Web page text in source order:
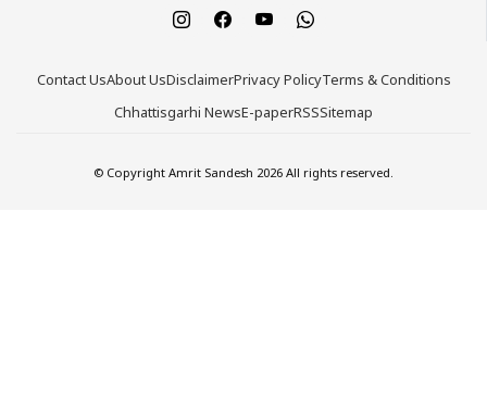
Contact UsAbout UsDisclaimerPrivacy PolicyTerms & Conditions
Chhattisgarhi NewsE-paperRSSSitemap
© Copyright Amrit Sandesh 2026 All rights reserved.